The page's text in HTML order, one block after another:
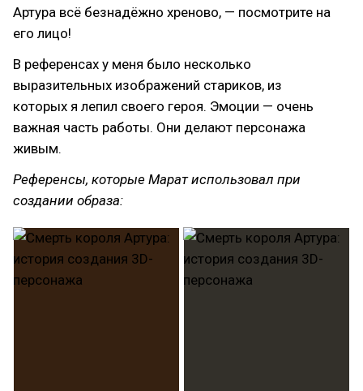
Артура всё безнадёжно хреново, — посмотрите на
его лицо!
В референсах у меня было несколько
выразительных изображений стариков, из
которых я лепил своего героя. Эмоции — очень
важная часть работы. Они делают персонажа
живым.
Референсы, которые Марат использовал при
создании образа: